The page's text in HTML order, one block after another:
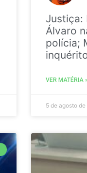
Justiça:
Álvaro
polícia;
VER MATÉRIA
5 de agosto